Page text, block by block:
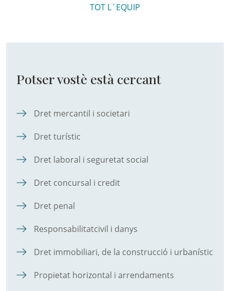
TOT L´EQUIP
Potser vostè està cercant
Dret mercantil i societari
Dret turístic
Dret laboral i seguretat social
Dret concursal i credit
Dret penal
Responsabilitatcivil i danys
Dret immobiliari, de la construcció i urbanístic
Propietat horizontal i arrendaments